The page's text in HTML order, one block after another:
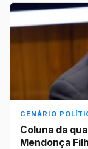
CENÁRIO
Coluna da
Mendonça